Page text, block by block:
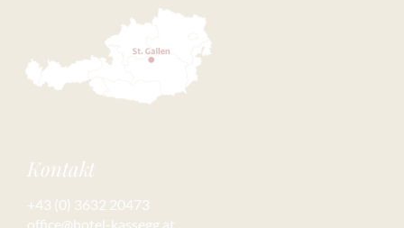
Kontakt
+43 (0) 3632 20473
office@hotel-kassegg.at